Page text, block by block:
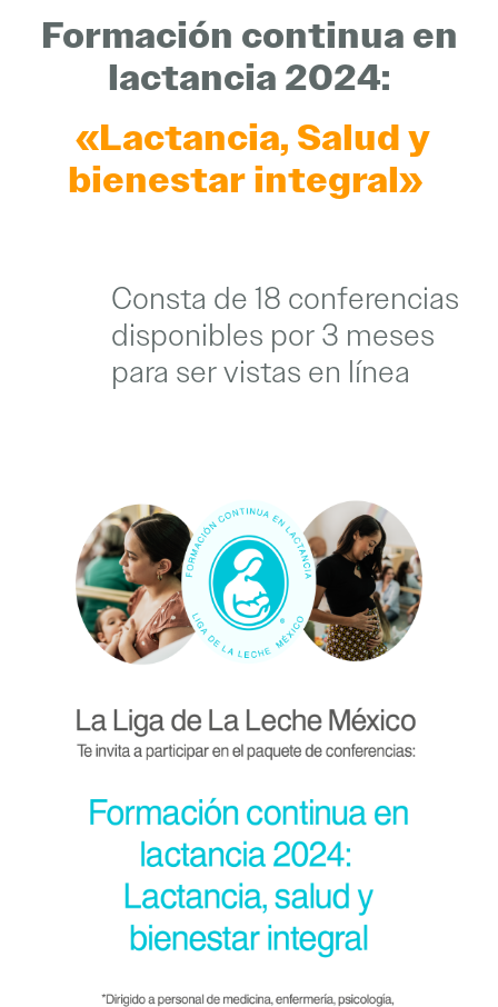
Formación continua en
lactancia 2024:
«Lactancia, Salud y
bienestar integral»
Consta de 18 conferencias
disponibles por 3 meses
para ser vistas en línea